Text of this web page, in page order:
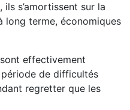
s’amortissent sur la
long terme, économiques
effectivement
de difficultés
regretter que les